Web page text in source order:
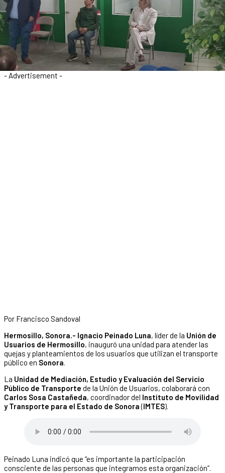
- Advertisement -
Por Francisco Sandoval
Hermosillo, Sonora.- Ignacio Peinado Luna, líder de la Unión de
Usuarios de Hermosillo, inauguró una unidad para atender las
quejas y planteamientos de los usuarios que utilizan el transporte
público en Sonora.
La Unidad de Mediación, Estudio y Evaluación del Servicio
Público de Transporte de la Unión de Usuarios, colaborará con
Carlos Sosa Castañeda, coordinador del Instituto de Movilidad
y Transporte para el Estado de Sonora(IMTES).
Peinado Luna indicó que “es importante la participación
consciente de las personas que integramos esta organización”.